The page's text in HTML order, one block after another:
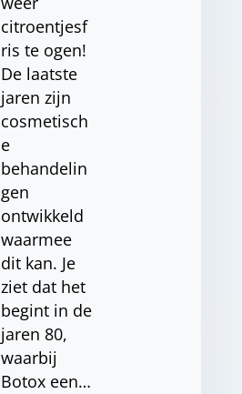
citroentjesf
ris te ogen!
De laatste
jaren zijn
cosmetisch
e
behandelin
gen
ontwikkeld
waarmee
dit kan. Je
ziet dat het
begint in de
jaren 80,
waarbij
Botox een…